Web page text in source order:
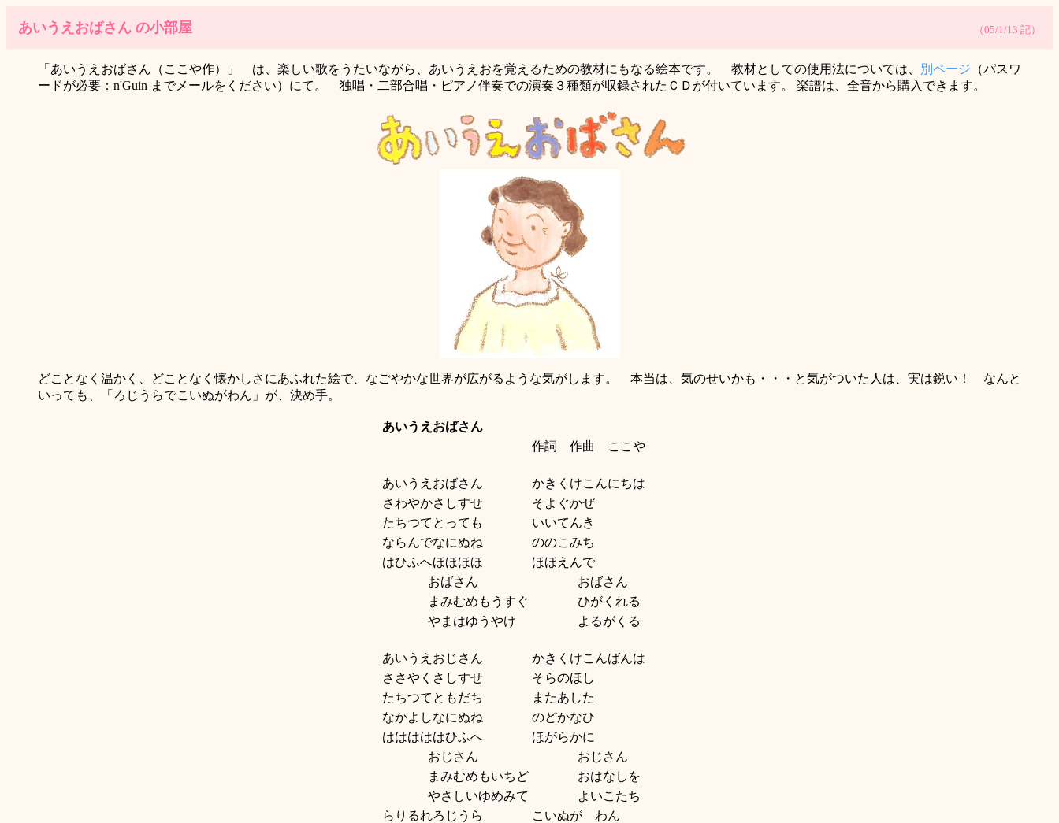
あいうえおばさん の小部屋 （05/1/13 記）
「あいうえおばさん（ここや作）」 は、楽しい歌をうたいながら、あいうえおを覚えるための教材にもなる絵本です。 教材としての使用法については、 別ページ （パスワ
ードが必要：n'Guin までメールをください）にて。 独唱・二部合唱・ピアノ伴奏での演奏３種類が収録されたＣＤが付いています。 楽譜は、全音から購入できます。
どことなく温かく、どことなく懐かしさにあふれた絵で、なごやかな世界が広がるような気がします。 本当は、気のせいかも・・・と気がついた人は、実は鋭い！ なんと
いっても、「ろじうらでこいぬがわん」が、決め手。
あいうえおばさん
作詞 作曲 ここや
あいうえおばさん
かきくけこんにちは
さわやかさしすせ
そよぐかぜ
たちつてとっても
いいてんき
ならんでなにぬね
ののこみち
はひふへほほほほ
ほほえんで
おばさん
おばさん
まみむめもうすぐ
ひがくれる
やまはゆうやけ
よるがくる
あいうえおじさん
かきくけこんばんは
ささやくさしすせ
そらのほし
たちつてともだち
またあした
なかよしなにぬね
のどかなひ
はははははひふへ
ほがらかに
おじさん
おじさん
まみむめもいちど
おはなしを
やさしいゆめみて
よいこたち
らりるれろじうら
こいぬが わん